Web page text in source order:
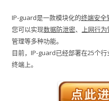
IP-guard是一款模块化的终端安全
您可以实现数据防泄密、 上网行
管理等多种功能。
目前，IP-guard已经部署在25个
终端上。